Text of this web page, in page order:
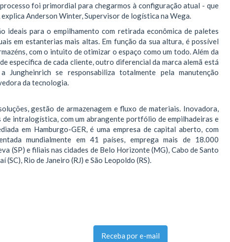
foi primordial para chegarmos à configuração atual - que
explica Anderson Winter, Supervisor de logística na Wega.
ideais para o empilhamento com retirada econômica de paletes
em estanterias mais altas. Em função da sua altura, é possível
com o intuito de otimizar o espaço como um todo. Além da
específica de cada cliente, outro diferencial da marca alemã está
se responsabiliza totalmente pela manutenção
da tecnologia.
gestão de armazenagem e fluxo de materiais. Inovadora,
intralogística, com um abrangente portfólio de empilhadeiras e
em Hamburgo-GER, é uma empresa de capital aberto, com
mundialmente em 41 países, emprega mais de 18.000
(SP) e filiais nas cidades de Belo Horizonte (MG), Cabo de Santo
Rio de Janeiro (RJ) e São Leopoldo (RS).
Receba por e-mail